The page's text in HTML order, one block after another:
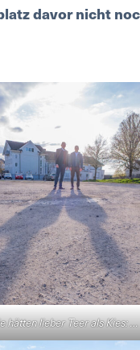
davor nicht
hätten lieber Teer als Kies: …